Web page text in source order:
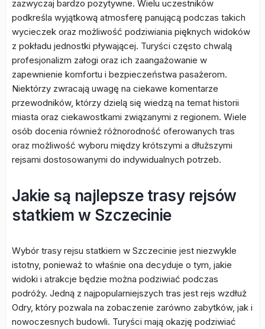
zazwyczaj bardzo pozytywne. Wielu uczestników
podkreśla wyjątkową atmosferę panującą podczas takich
wycieczek oraz możliwość podziwiania pięknych widoków
z pokładu jednostki pływającej. Turyści często chwalą
profesjonalizm załogi oraz ich zaangażowanie w
zapewnienie komfortu i bezpieczeństwa pasażerom.
Niektórzy zwracają uwagę na ciekawe komentarze
przewodników, którzy dzielą się wiedzą na temat historii
miasta oraz ciekawostkami związanymi z regionem. Wiele
osób docenia również różnorodność oferowanych tras
oraz możliwość wyboru między krótszymi a dłuższymi
rejsami dostosowanymi do indywidualnych potrzeb.
Jakie są najlepsze trasy rejsów
statkiem w Szczecinie
Wybór trasy rejsu statkiem w Szczecinie jest niezwykle
istotny, ponieważ to właśnie ona decyduje o tym, jakie
widoki i atrakcje będzie można podziwiać podczas
podróży. Jedną z najpopularniejszych tras jest rejs wzdłuż
Odry, który pozwala na zobaczenie zarówno zabytków, jak i
nowoczesnych budowli. Turyści mają okazję podziwiać